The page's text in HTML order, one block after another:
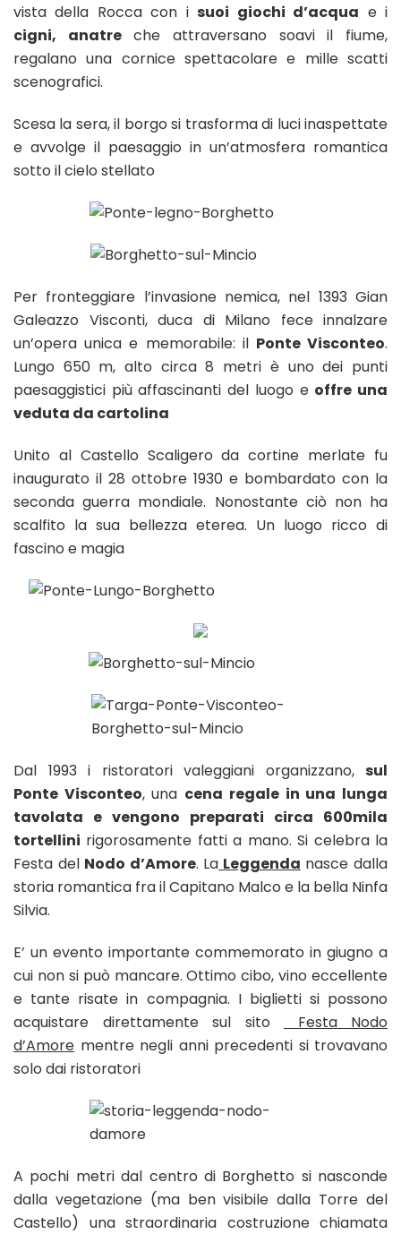
vista della Rocca con isuoi giochi d’acqua e i
cigni, anatreche attraversano soavi il fiume,
regalano una cornice spettacolare e mille scatti
scenografici.
Scesa la sera, il borgo si trasforma di luci inaspettate
e avvolge il paesaggio in un’atmosfera romantica
sotto il cielo stellato
Per fronteggiare l’invasione nemica, nel 1393 Gian
Galeazzo Visconti, duca di Milano fece innalzare
un’opera unica e memorabile: il Ponte Visconteo.
Lungo 650 m, alto circa 8 metri è uno dei punti
paesaggistici più affascinanti del luogo e offre una
veduta da cartolina
Unito al Castello Scaligero da cortine merlate fu
inaugurato il 28 ottobre 1930 e bombardato con la
seconda guerra mondiale. Nonostante ciò non ha
scalfito la sua bellezza eterea. Un luogo ricco di
fascino e magia
Dal 1993 i ristoratori valeggiani organizzano, sul
Ponte Visconteo, una cena regale in una lunga
tavolata e vengono preparati circa 600mila
tortellini rigorosamente fatti a mano. Si celebra la
Festa del Nodo d’Amore. La Leggenda nasce dalla
storia romantica fra il Capitano Malco e la bella Ninfa
Silvia.
E’ un evento importante commemorato in giugno a
cui non si può mancare. Ottimo cibo, vino eccellente
e tante risate in compagnia. I biglietti si possono
acquistare direttamente sul sito
Festa Nodo
d’Amore mentre negli anni precedenti si trovavano
solo dai ristoratori
A pochi metri dal centro di Borghetto si nasconde
dalla vegetazione (ma ben visibile dalla Torre del
Castello) una straordinaria costruzione chiamata